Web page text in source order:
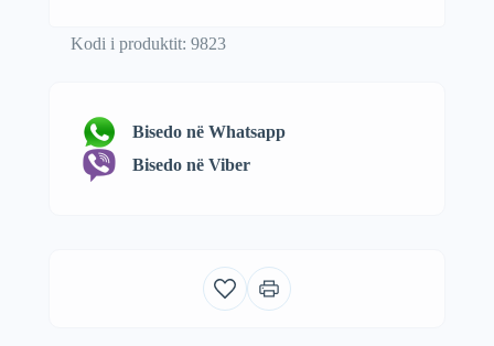
Kodi i produktit: 9823
Bisedo në Whatsapp
Bisedo në Viber